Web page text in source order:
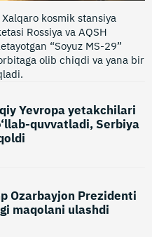
Yevropa yetakchilari
quvvatladi, Serbiya
Ozarbayjon Prezidenti
maqolani ulashdi
kosmik stansiya
Rossiya va AQSH
“Soyuz MS-29”
olib chiqdi va yana bir